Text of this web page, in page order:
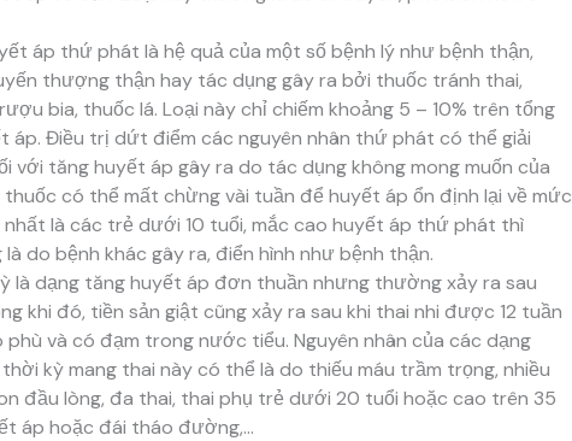
áp thứ phát là hệ quả của một số bệnh lý như bệnh thận,
thượng thận hay tác dụng gây ra bởi thuốc tránh thai,
bia, thuốc lá. Loại này chỉ chiếm khoảng 5 – 10% trên tổng
áp. Điều trị dứt điểm các nguyên nhân thứ phát có thể giải
với tăng huyết áp gây ra do tác dụng không mong muốn của
thuốc có thể mất chừng vài tuần để huyết áp ổn định lại về mức
nhất là các trẻ dưới 10 tuổi, mắc cao huyết áp thứ phát thì
do bệnh khác gây ra, điển hình như bệnh thận.
là dạng tăng huyết áp đơn thuần nhưng thường xảy ra sau
khi đó, tiền sản giật cũng xảy ra sau khi thai nhi được 12 tuần
phù và có đạm trong nước tiểu. Nguyên nhân của các dạng
kỳ mang thai này có thể là do thiếu máu trầm trọng, nhiều
đầu lòng, đa thai, thai phụ trẻ dưới 20 tuổi hoặc cao trên 35
áp hoặc đái tháo đường,…